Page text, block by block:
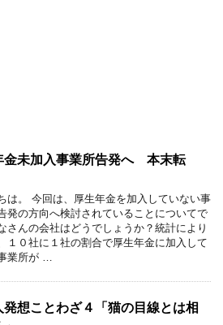
金未加入事業所告発へ 本末転
は。 今回は、厚生年金を加入していない事
発の方向へ検討されていることについてで
さんの会社はどうでしょうか？統計により
１０社に１社の割合で厚生年金に加入して
業所が …
発想ことわざ４「猫の目線とは相